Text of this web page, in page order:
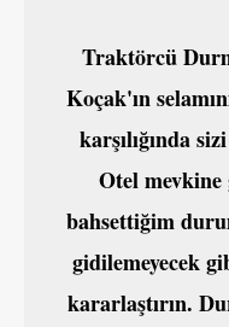
Traktörcü
Koçak'ın
karşılığında
Otel
bahsettiğim
gidilemeyecek
kararlaştırın.